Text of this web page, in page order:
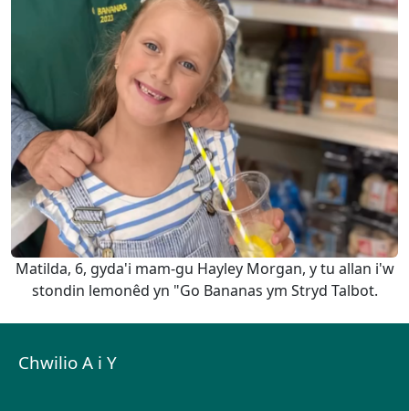
Matilda, 6, gyda'i mam-gu Hayley Morgan, y tu allan i'w
stondin lemonêd yn "Go Bananas ym Stryd Talbot.
Chwilio A i Y